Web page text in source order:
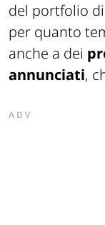
del portfolio
per quanto
anche a dei
annunciati,
ADV